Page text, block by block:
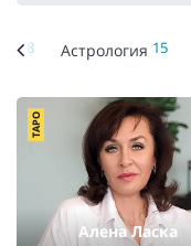
18 Астрология 15
Алена Ласка
ТАРО